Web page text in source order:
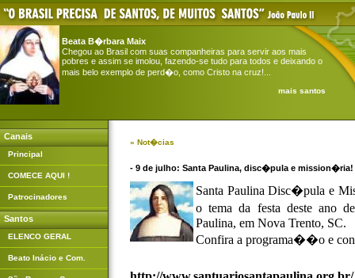
Beata B�rbara Maix
Chegou ao Brasil com suas companheiras para servir aos mais
pobres e assim se imolou, fazendo-se tudo para todos e deixando o
mais belo exemplo de perd�o, como Cristo na cruz!...
mais santos
Canais
Principal
COMECE AQUI !
Patrocinadores
Santos
ELENCO GERAL
Beato Inácio e Com.
» Not�cias
- 9 de julho: Santa Paulina, disc�pula e mission�ria!
Santa Paulina Disc�pula e
o tema da festa deste ano
Paulina, em Nova Trento, SC.
Confira a programa��o e